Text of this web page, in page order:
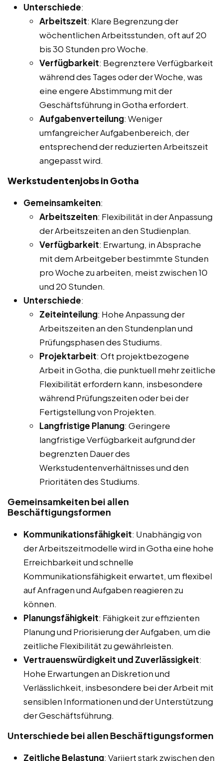
Unterschiede:
Arbeitszeit: Klare Begrenzung der
wöchentlichen Arbeitsstunden, oft auf 20
bis 30 Stunden pro Woche.
Verfügbarkeit: Begrenztere Verfügbarkeit
während des Tages oder der Woche, was
eine engere Abstimmung mit der
Geschäftsführung in Gotha erfordert.
Aufgabenverteilung: Weniger
umfangreicher Aufgabenbereich, der
entsprechend der reduzierten Arbeitszeit
angepasst wird.
Werkstudentenjobs in Gotha
Gemeinsamkeiten:
Arbeitszeiten: Flexibilität in der Anpassung
der Arbeitszeiten an den Studienplan.
Verfügbarkeit: Erwartung, in Absprache
mit dem Arbeitgeber bestimmte Stunden
pro Woche zu arbeiten, meist zwischen 10
und 20 Stunden.
Unterschiede:
Zeiteinteilung: Hohe Anpassung der
Arbeitszeiten an den Stundenplan und
Prüfungsphasen des Studiums.
Projektarbeit: Oft projektbezogene
Arbeit in Gotha, die punktuell mehr zeitliche
Flexibilität erfordern kann, insbesondere
während Prüfungszeiten oder bei der
Fertigstellung von Projekten.
Langfristige Planung: Geringere
langfristige Verfügbarkeit aufgrund der
begrenzten Dauer des
Werkstudentenverhältnisses und den
Prioritäten des Studiums.
Gemeinsamkeiten bei allen
Beschäftigungsformen
Kommunikationsfähigkeit: Unabhängig von
der Arbeitszeitmodelle wird in Gotha eine hohe
Erreichbarkeit und schnelle
Kommunikationsfähigkeit erwartet, um flexibel
auf Anfragen und Aufgaben reagieren zu
können.
Planungsfähigkeit: Fähigkeit zur effizienten
Planung und Priorisierung der Aufgaben, um die
zeitliche Flexibilität zu gewährleisten.
Vertrauenswürdigkeit und Zuverlässigkeit:
Hohe Erwartungen an Diskretion und
Verlässlichkeit, insbesondere bei der Arbeit mit
sensiblen Informationen und der Unterstützung
der Geschäftsführung.
Unterschiede bei allen Beschäftigungsformen
Zeitliche Belastung: Variiert stark zwischen den